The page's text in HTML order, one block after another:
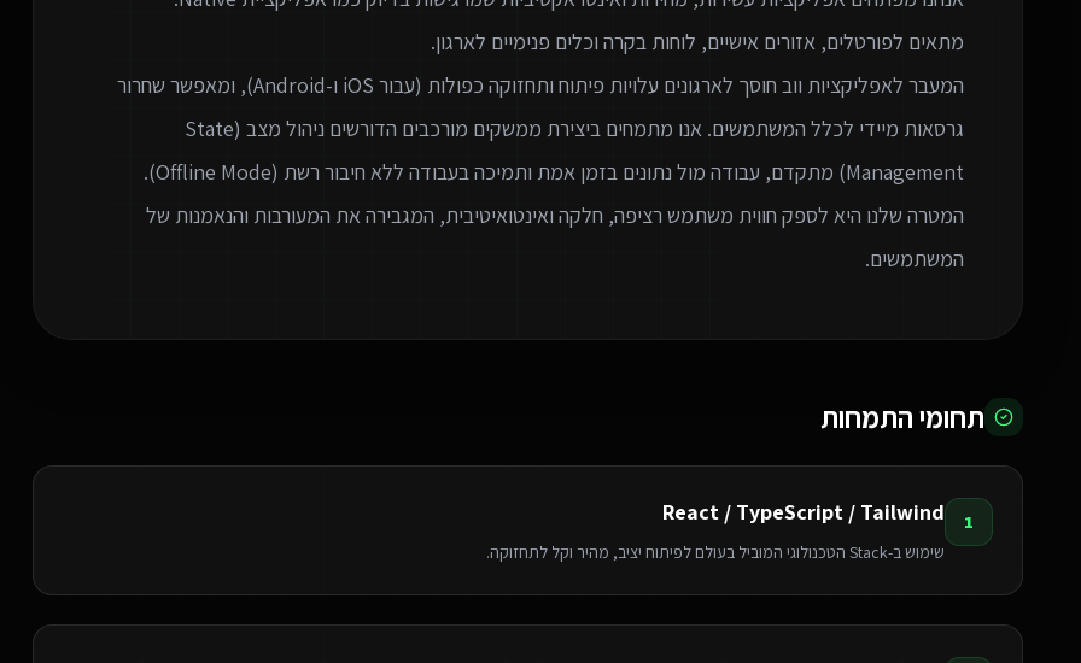
המעבר לאפליקציות ווב חוסך לארגונים עלויות פיתוח ותחזוקה כפולות (עבור iOS ו-Android), ומאפשר שחרור
גרסאות מיידי לכלל המשתמשים. אנו מתמחים ביצירת ממשקים מורכבים הדורשים ניהול מצב (State
Management) מתקדם, עבודה מול נתונים בזמן אמת ותמיכה בעבודה ללא חיבור רשת (Offline Mode).
המטרה שלנו היא לספק חווית משתמש רציפה, חלקה ואינטואיטיבית, המגבירה את המעורבות והנאמנות של
המשתמשים.
תחומי התמחות
1
React / TypeScript / Tailwind
שימוש ב-Stack הטכנולוגי המוביל בעולם לפיתוח יציב, מהיר וקל לתחזוקה.